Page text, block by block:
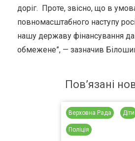
доріг. Проте, звісно, що в
повномасштабного наступу
нашу державу фінансування
обмежене”, — зазначив
Пов’язані
Верховна Рада Діти
Поліція